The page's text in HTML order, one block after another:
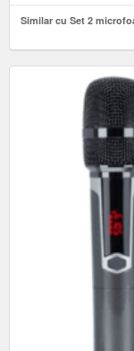
Similar cu Set 2